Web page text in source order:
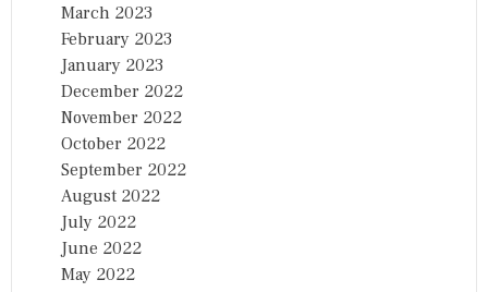
March 2023
February 2023
January 2023
December 2022
November 2022
October 2022
September 2022
August 2022
July 2022
June 2022
May 2022